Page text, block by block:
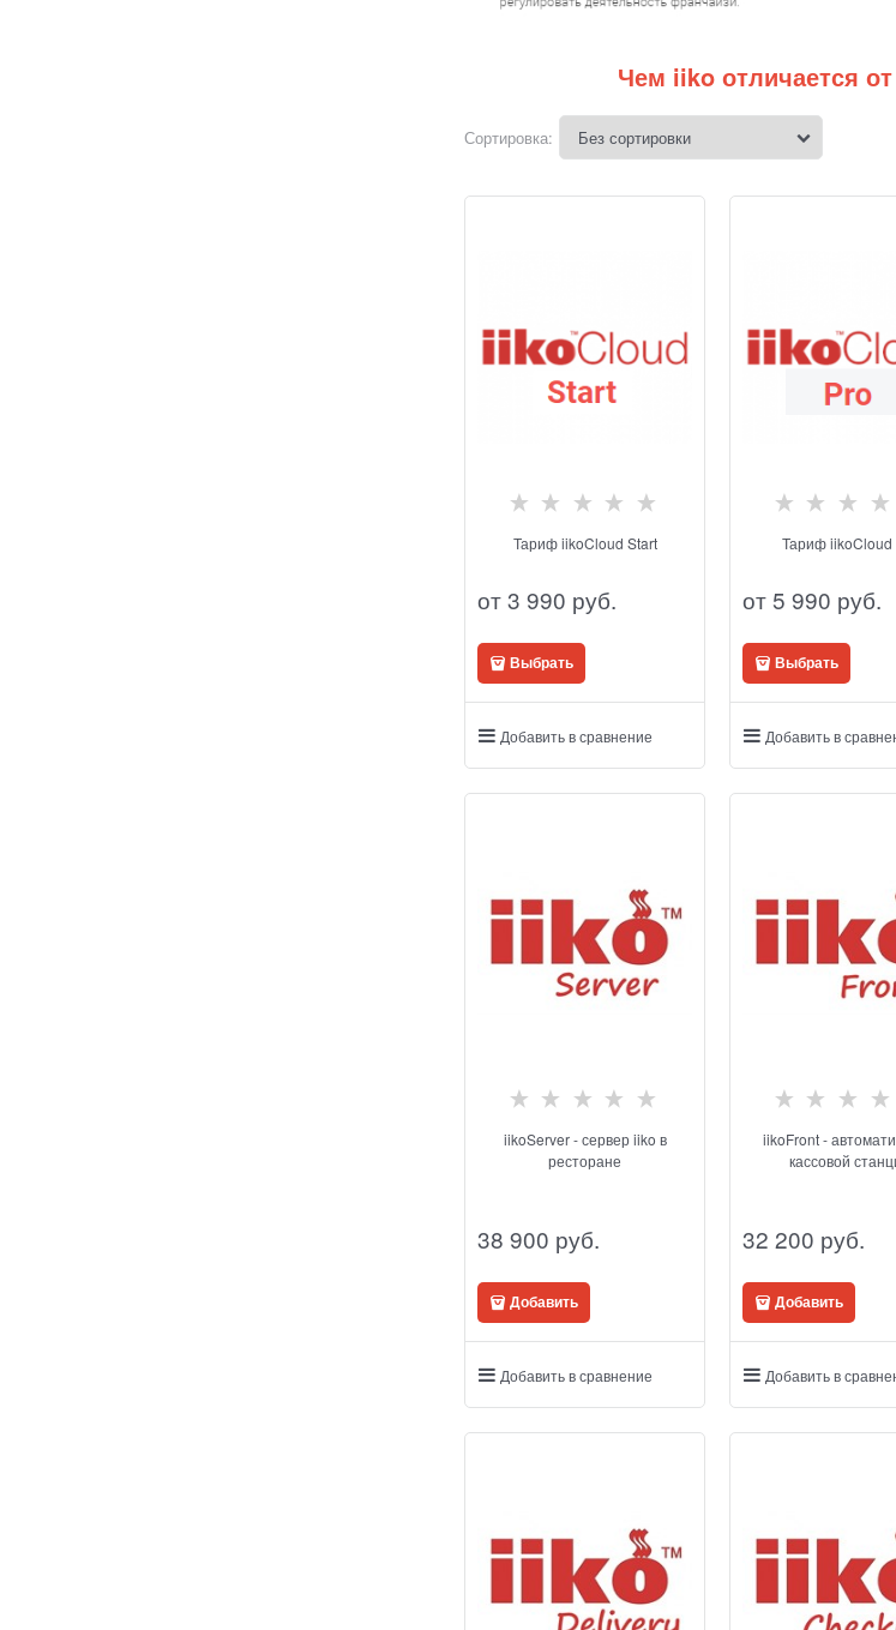
Чем iiko отличается
Сортировка:
Тариф iikoCloud Start
от3 990 руб.
Выбрать
Добавить в сравнение
Тариф iikoCloud
от5 990 руб.
Выбрать
Добавить в
iikoServer - сервер iiko в
ресторане
38 900 руб.
Добавить
Добавить в сравнение
iikoFront -
кассовой
32 200 руб.
Добавить
Добавить в